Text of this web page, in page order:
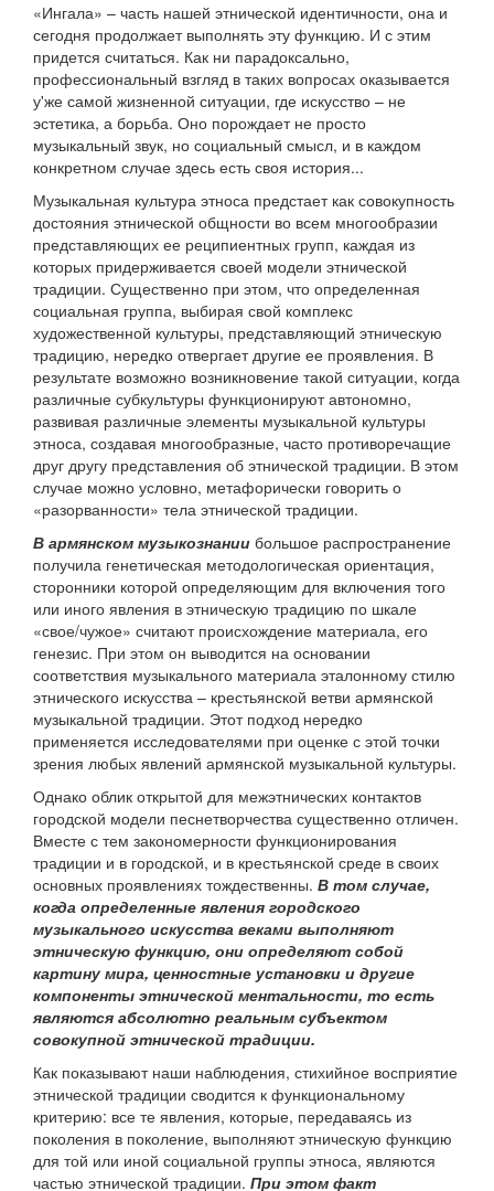
«Ингала» – часть нашей этнической идентичности, она и
сегодня продолжает выполнять эту функцию. И с этим
придется считаться. Как ни парадоксально,
профессиональный взгляд в таких вопросах оказывается
у'же самой жизненной ситуации, где искусство – не
эстетика, а борьба. Оно порождает не просто
музыкальный звук, но социальный смысл, и в каждом
конкретном случае здесь есть своя история...
Музыкальная культура этноса предстает как совокупность
достояния этнической общности во всем многообразии
представляющих ее реципиентных групп, каждая из
которых придерживается своей модели этнической
традиции. Существенно при этом, что определенная
социальная группа, выбирая свой комплекс
художественной культуры, представляющий этническую
традицию, нередко отвергает другие ее проявления. В
результате возможно возникновение такой ситуации, когда
различные субкультуры функционируют автономно,
развивая различные элементы музыкальной культуры
этноса, создавая многообразные, часто противоречащие
друг другу представления об этнической традиции. В этом
случае можно условно, метафорически говорить о
«разорванности» тела этнической традиции.
В армянском музыкознании большое распространение
получила генетическая методологическая ориентация,
сторонники которой определяющим для включения того
или иного явления в этническую традицию по шкале
«свое/чужое» считают происхождение материала, его
генезис. При этом он выводится на основании
соответствия музыкального материала эталонному стилю
этнического искусства – крестьянской ветви армянской
музыкальной традиции. Этот подход нередко
применяется исследователями при оценке с этой точки
зрения любых явлений армянской музыкальной культуры.
Однако облик открытой для межэтнических контактов
городской модели песнетворчества существенно отличен.
Вместе с тем закономерности функционирования
традиции и в городской, и в крестьянской среде в своих
основных проявлениях тождественны. В том случае,
когда определенные явления городского
музыкального искусства веками выполняют
этническую функцию, они определяют собой
картину мира, ценностные установки и другие
компоненты этнической ментальности, то есть
являются абсолютно реальным субъектом
совокупной этнической традиции.
Как показывают наши наблюдения, стихийное восприятие
этнической традиции сводится к функциональному
критерию: все те явления, которые, передаваясь из
поколения в поколение, выполняют этническую функцию
для той или иной социальной группы этноса, являются
частью этнической традиции. При этом факт